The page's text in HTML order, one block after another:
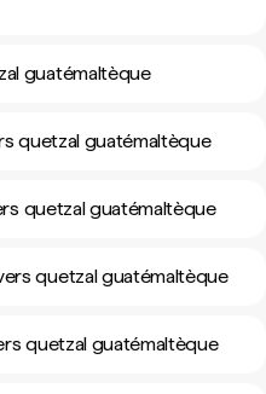
guatémaltèque
quetzal guatémaltèque
quetzal guatémaltèque
quetzal guatémaltèque
quetzal guatémaltèque